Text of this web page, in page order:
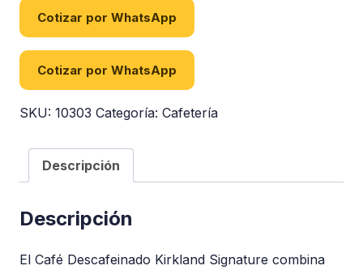
Cotizar por WhatsApp
Cotizar por WhatsApp
SKU: 10303 Categoría: Cafetería
Descripción
Descripción
El Café Descafeinado Kirkland Signature combina